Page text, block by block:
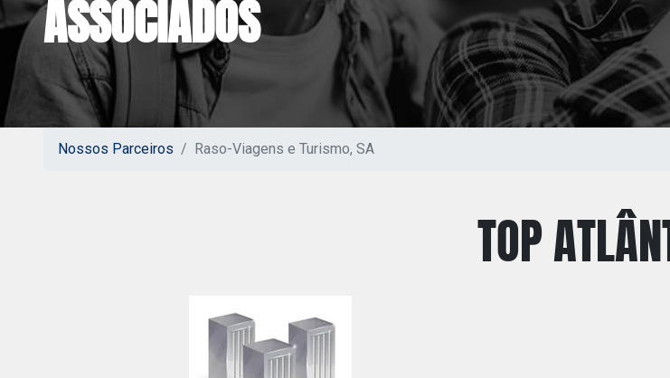
ASSOCIADOS
Nossos Parceiros Raso-Viagens e Turismo, SA
TOP